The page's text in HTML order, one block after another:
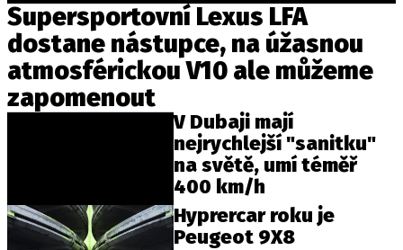
Supersportovní Lexus LFA
dostane nástupce, na úžasnou
atmosférickou V10 ale můžeme
zapomenout
V Dubaji mají
nejrychlejší "sanitku"
na světě, umí téměř
400 km/h
Hyprercar roku je
Peugeot 9X8